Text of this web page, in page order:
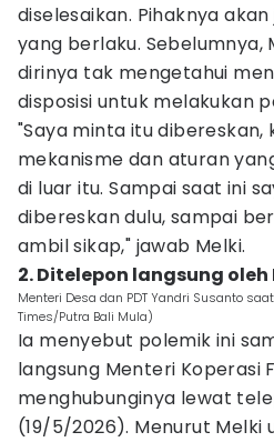
diselesaikan. Pihaknya
yang berlaku. Sebelumnya,
dirinya tak mengetahui
disposisi untuk melakukan
"Saya minta itu dibereskan,
mekanisme dan aturan
di luar itu. Sampai saat ini
dibereskan dulu, sampai
ambil sikap," jawab Melki.
2. Ditelepon langsung
Menteri Desa dan PDT Yandri Susanto
Times/Putra Bali Mula)
Ia menyebut polemik ini
langsung Menteri Koperasi
menghubunginya lewat
(19/5/2026). Menurut Melki